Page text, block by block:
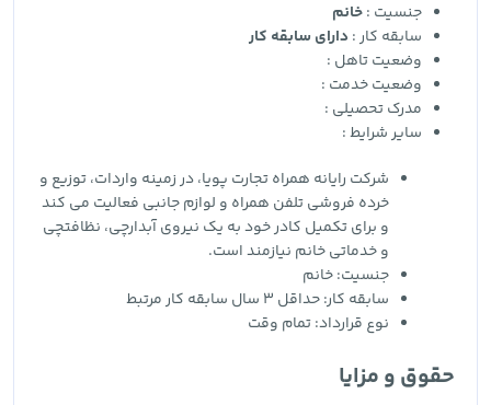
جنسیت :خانم
سابقه کار : دارای سابقه کار
وضعیت تاهل :
وضعیت خدمت :
مدرک تحصیلی :
سایر شرایط :
شرکت رایانه همراه تجارت پویا، در زمینه واردات، توزیع و
خرده فروشی تلفن همراه و لوازم جانبی فعالیت می کند
و برای تکمیل کادر خود به یک نیروی آبدارچی، نظافتچی
و خدماتی خانم نیازمند است.
جنسیت: خانم
سابقه کار: حداقل 3 سال سابقه کار مرتبط
نوع قرارداد: تمام وقت
حقوق و مزایا